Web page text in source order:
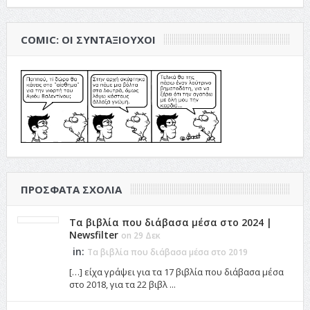
COMIC: ΟΙ ΣΥΝΤΑΞΙΟΎΧΟΙ
ΠΡΌΣΦΑΤΑ ΣΧΌΛΙΑ
Τα βιβλία που διάβασα μέσα στο 2024 |
Newsfilter on 29 Δεκ
in: Τα βιβλία που διάβασα μέσα στο 2019
[…] είχα γράψει για τα 17 βιβλία που διάβασα μέσα
στο 2018, για τα 22 βιβλ ...